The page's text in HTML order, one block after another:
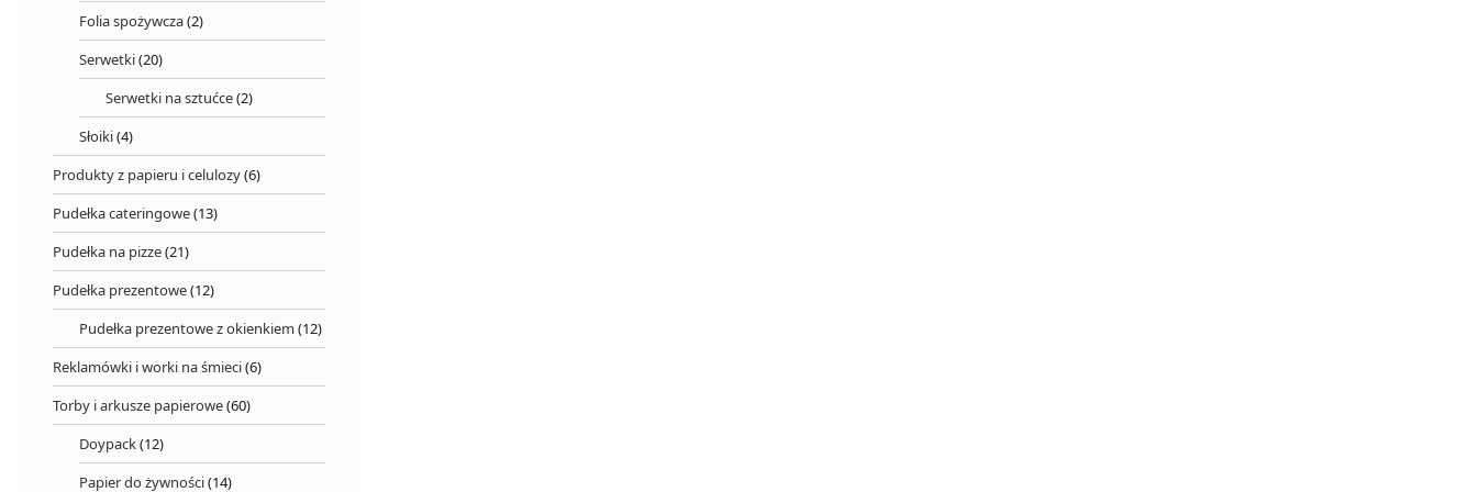
Folia spożywcza(2)
Serwetki(20)
Serwetki na sztućce(2)
Słoiki(4)
Produkty z papieru i celulozy(6)
Pudełka cateringowe(13)
Pudełka na pizze(21)
Pudełka prezentowe(12)
Pudełka prezentowe z okienkiem (12)
Reklamówki i worki na śmieci(6)
Torby i arkusze papierowe(60)
Doypack(12)
Papier do żywności(14)